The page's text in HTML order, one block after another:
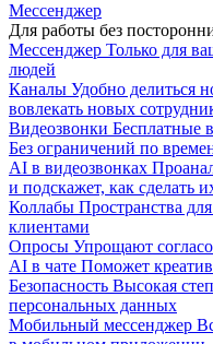
Мессенджер
Для работы без
Мессенджер Только для
людей
Каналы Удобно делиться
вовлекать новых
Видеозвонки Бесплатные
Без ограничений по
AI в видеозвонках
и подскажет, как сделать
Коллабы Пространства
клиентами
Опросы Упрощают
AI в чате Поможет
Безопасность Высокая
персональных данных
Мобильный мессенджер